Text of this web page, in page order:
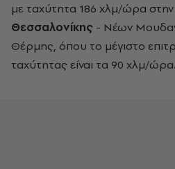
με ταχύτητα 186 χλμ/ώρα στην
Θεσσαλονίκης - Νέων
Θέρμης, όπου το μέγιστο
ταχύτητας είναι τα 90 χλμ/ώρα.